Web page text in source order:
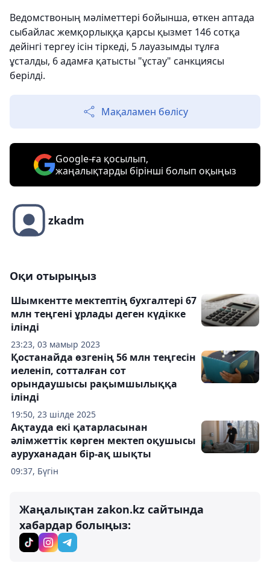
Ведомствоның мәліметтері бойынша, өткен аптада
сыбайлас жемқорлыққа қарсы қызмет 146 сотқа
дейінгі тергеу ісін тіркеді, 5 лауазымды тұлға
ұсталды, 6 адамға қатысты "ұстау" санкциясы
берілді.
Мақаламен бөлісу
Google-ға қосылып,
жаңалықтарды бірінші болып оқыңыз
zkadm
Оқи отырыңыз
23:23, 03 мамыр 2023
Шымкентте мектептің бухгалтері 67
млн теңгені ұрлады деген күдікке
ілінді
19:50, 23 шілде 2025
Қостанайда өзгенің 56 млн теңгесін
иеленіп, сотталған сот
орындаушысы рақымшылыққа
ілінді
09:37, Бүгін
Ақтауда екі қатарласынан
әлімжеттік көрген мектеп оқушысы
ауруханадан бір-ақ шықты
Жаңалықтан zakon.kz сайтында
хабардар болыңыз: